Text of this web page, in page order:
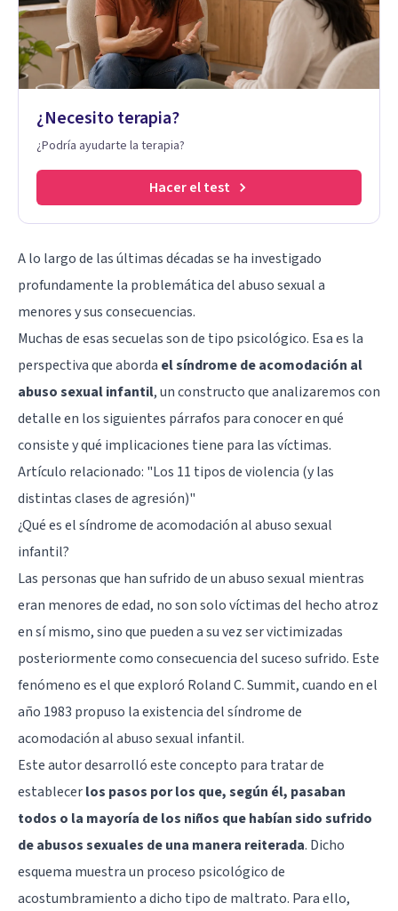
¿Necesito terapia?
¿Podría ayudarte la terapia?
Hacer el test
A lo largo de las últimas décadas se ha investigado
profundamente la problemática del abuso sexual a
menores y sus consecuencias.
Muchas de esas secuelas son de tipo psicológico. Esa es la
perspectiva que aborda el síndrome de acomodación al
abuso sexual infantil, un constructo que analizaremos con
detalle en los siguientes párrafos para conocer en qué
consiste y qué implicaciones tiene para las víctimas.
Artículo relacionado: "Los 11 tipos de violencia (y las
distintas clases de agresión)"
¿Qué es el síndrome de acomodación al abuso sexual
infantil?
Las personas que han sufrido de un abuso sexual mientras
eran menores de edad, no son solo víctimas del hecho atroz
en sí mismo, sino que pueden a su vez ser victimizadas
posteriormente como consecuencia del suceso sufrido. Este
fenómeno es el que exploró Roland C. Summit, cuando en el
año 1983 propuso la existencia del síndrome de
acomodación al abuso sexual infantil.
Este autor desarrolló este concepto para tratar de
establecerlos pasos por los que, según él, pasaban
todos o la mayoría de los niños que habían sido sufrido
de abusos sexuales de una manera reiterada. Dicho
esquema muestra un proceso psicológico de
acostumbramiento a dicho tipo de maltrato. Para ello,